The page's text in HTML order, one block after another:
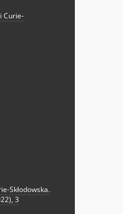
Curie-
Skłodowska.
3